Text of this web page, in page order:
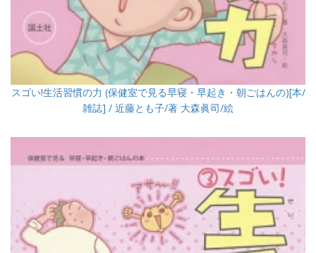
スゴい!生活習慣の力 (保健室で見る早寝・早起き・朝ごはんの)[本/
雑誌] / 近藤とも子/著 大森眞司/絵